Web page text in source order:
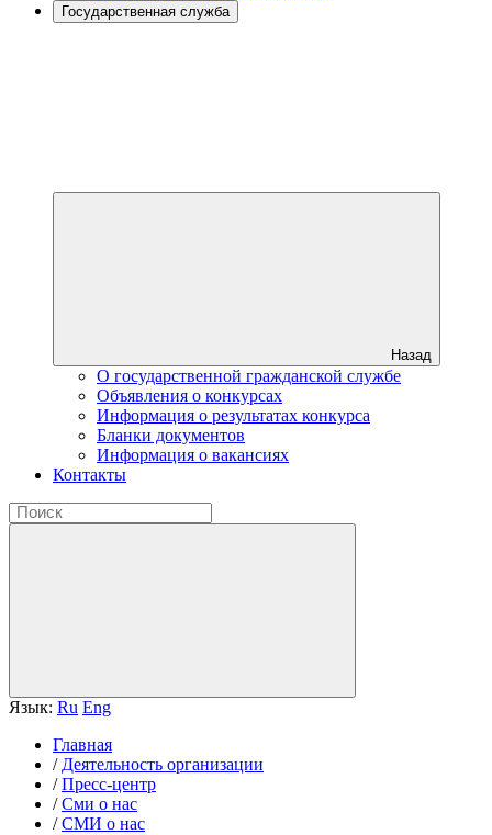
Государственная служба
Назад
О государственной гражданской службе
Объявления о конкурсах
Информация о результатах конкурса
Бланки документов
Информация о вакансиях
Контакты
Язык: Ru Eng
Главная
/ Деятельность организации
/ Пресс-центр
/ Сми о нас
/ СМИ о нас